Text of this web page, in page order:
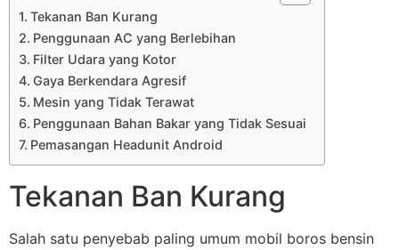
Tekanan Ban Kurang
Penggunaan AC yang Berlebihan
Filter Udara yang Kotor
Gaya Berkendara Agresif
Mesin yang Tidak Terawat
Penggunaan Bahan Bakar yang Tidak Sesuai
Pemasangan Headunit Android
Tekanan Ban Kurang
Salah satu penyebab paling umum mobil boros bensin